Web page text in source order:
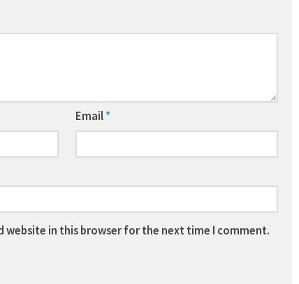
Email*
website in this browser for the next time I comment.